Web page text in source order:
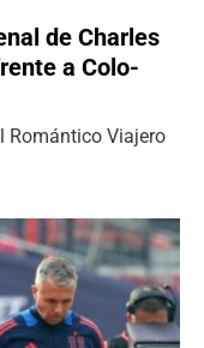
de Charles
a Colo-
Romántico Viajero